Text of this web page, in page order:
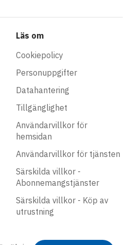
Läs om
Cookiepolicy
Personuppgifter
Datahantering
Tillgänglighet
Användarvillkor för
hemsidan
Användarvillkor för tjänsten
Särskilda villkor -
Abonnemangstjänster
Särskilda villkor - Köp av
utrustning